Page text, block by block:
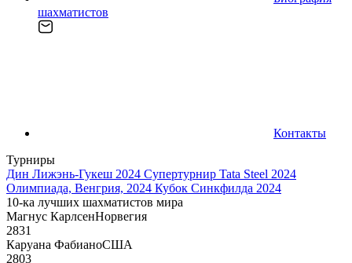
шахматистов
Контакты
Турниры
Дин Лижэнь-Гукеш 2024 Супертурнир Tata Steel 2024
Олимпиада, Венгрия, 2024 Кубок Синкфилда 2024
10-ка лучших шахматистов мира
Магнус КарлсенНорвегия
2831
Каруана ФабианоСША
2803